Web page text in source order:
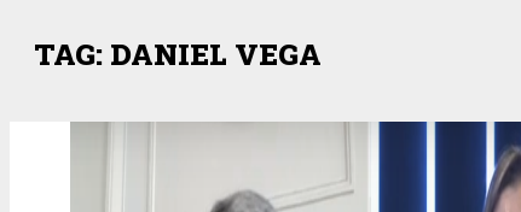
TAG: DANIEL VEGA